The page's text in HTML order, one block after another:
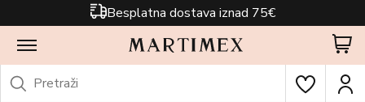
Besplatna dostava iznad 75€